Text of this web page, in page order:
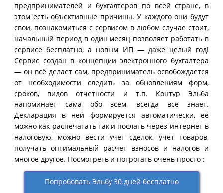
предпринимателей и бухгалтеров по всей стране, в
этом есть объективные причины. У каждого они будут
свои, познакомиться с сервисом в любом случае стоит,
начальный период в один месяц позволяет работать в
сервисе бесплатно, а новым ИП — даже целый год!
Сервис создан в концепции электронного бухгалтера
— он всё делает сам, предприниматель освобождается
от необходимости следить за обновлениям форм,
сроков, видов отчетности и т.п. Контур Эльба
напоминает сама обо всём, всегда всё знает.
Декларация в ней формируется автоматически, её
можно как распечатать так и послать через интернет в
налоговую, можно вести учет сделок, учет товаров,
получать оптимальный расчет взносов и налогов и
многое другое. Посмотреть и потрогать очень просто :
Попробовать Эльбу 30 дней бесплатно